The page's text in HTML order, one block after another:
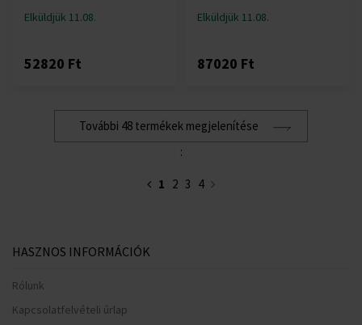
Elküldjük 11.08.
52820 Ft
Elküldjük 11.08.
87020 Ft
További 48 termékek megjelenítése
:
1 2 3 4
HASZNOS INFORMÁCIÓK
Rólunk
Kapcsolatfelvételi űrlap